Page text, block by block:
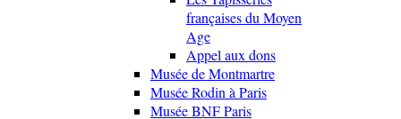
françaises du Moyen
Age
Appel aux dons
Musée de Montmartre
Musée Rodin à Paris
Musée BNF Paris